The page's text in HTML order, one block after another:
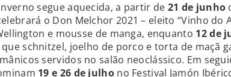
segue aquecida, a partir de 21 de junho
o Don Melchor 2021 – eleito “Vinho do
e mousse de manga, enquanto 12 de
que schnitzel, joelho de porco e torta de maçã
servidos no salão neoclássico. Em
19 e 26 de julhono Festival Jamón